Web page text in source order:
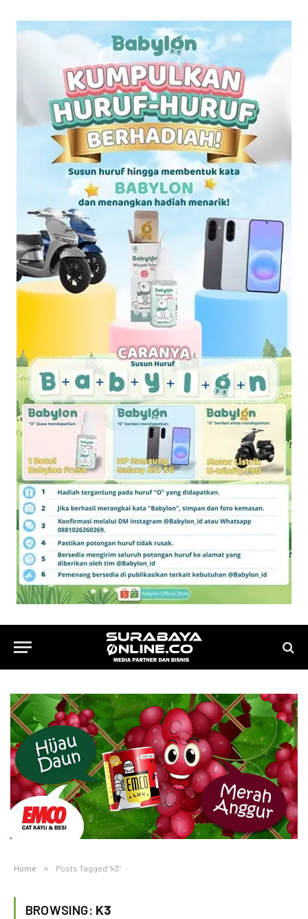
Home » Posts Tagged "k3"
BROWSING: K3